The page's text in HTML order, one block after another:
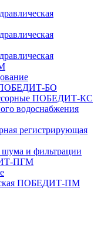
ПОБЕДИТ‑БО
ПОБЕДИТ‑КС
водоснабжения
регистрирующая
и фильтрации
ПГМ
ПОБЕДИТ‑ПМ